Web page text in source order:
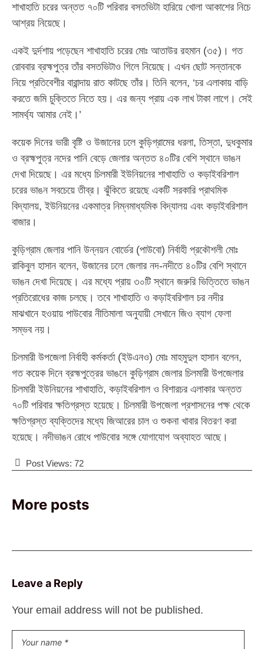
শাখাহাতি চরের অন্তত ৭০টি পরিবার বসতভিটা হারিয়ে খোলা আকাশের নিচে
আশ্রয় নিয়েছে।
একই দুর্দশায় পড়েছেন শাখাহাতি চরের মোঃ আতাউর রহমান (৩৫)। গত
রোববার ব্রহ্মপুত্র তাঁর বসতভিটাও গিলে নিয়েছে। এখন ছোট সন্তানকে
নিয়ে প্রতিবেশীর বারান্দায় রাত কাটছে তাঁর। তিনি বলেন, ‘চর এলাকায় বাড়ি
করতে জমি চুক্তিতে নিতে হয়। এর জন্য প্রায় এক লাখ টাকা লাগে। সেই
সামর্থ্য আমার নেই।’
কয়েক দিনের ভারী বৃষ্টি ও উজানের ঢলে কুড়িগ্রামের ধরলা, তিস্তা, দুধকুমার
ও ব্রহ্মপুত্র নদের পানি বেড়ে জেলার অন্তত ৪০টির বেশি স্থানে ভাঙন
দেখা দিয়েছে। এর মধ্যে চিলমারী ইউনিয়নের শাখাহাতি ও কড়াইবরিশাল
চরের ভাঙন সবচেয়ে তীব্র। ঝুঁকিতে রয়েছে একটি সরকারি প্রাথমিক
বিদ্যালয়, ইউনিয়নের একমাত্র নিম্নমাধ্যমিক বিদ্যালয় এবং কড়াইবরিশাল
বাজার।
কুড়িগ্রাম জেলার পানি উন্নয়ন বোর্ডের (পাউবো) নির্বাহী প্রকৌশলী মোঃ
রাকিবুল হাসান বলেন, উজানের ঢলে জেলার নদ-নদীতে ৪০টির বেশি স্থানে
ভাঙন দেখা দিয়েছে। এর মধ্যে প্রায় ৩০টি স্থানে জরুরি ভিত্তিতে ভাঙন
প্রতিরোধের কাজ চলছে। তবে শাখাহাতি ও কড়াইবরিশাল চর নদীর
মাঝখানে হওয়ায় পাউবোর নীতিমালা অনুযায়ী সেখানে জিও ব্যাগ ফেলা
সম্ভব নয়।
চিলমারী উপজেলা নির্বাহী কর্মকর্তা (ইউএনও) মোঃ মাহমুদুল হাসান বলেন,
গত কয়েক দিনে ব্রহ্মপুত্রের ভাঙনে কুড়িগ্রাম জেলার চিলমারী উপজেলার
চিলমারী ইউনিয়নের শাখাহাতি, কড়াইবরিশাল ও বিশারচর এলাকার অন্তত
৭০টি পরিবার ক্ষতিগ্রস্ত হয়েছে। চিলমারী উপজেলা প্রশাসনের পক্ষ থেকে
ক্ষতিগ্রস্ত ব্যক্তিদের মধ্যে জিআরের চাল ও শুকনা খাবার বিতরণ করা
হয়েছে। নদীভাঙন রোধে পাউবোর সঙ্গে যোগাযোগ অব্যাহত আছে।
Post Views: 72
More posts
Leave a Reply
Your email address will not be published.